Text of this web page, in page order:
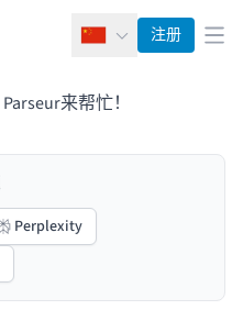
简体中文
注册 打
来帮忙！
Perplexity